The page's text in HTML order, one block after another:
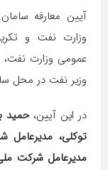
آیین معارفه
وزارت نفت و
وزیر نفت در محل
در این آیین،حمید
توکلی، مدیرعامل
مدیرعامل شرکت